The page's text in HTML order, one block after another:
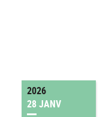
2026
28 JANV